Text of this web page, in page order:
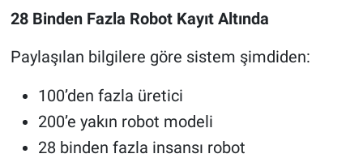
28 Binden Fazla Robot Kayıt Altında
Paylaşılan bilgilere göre sistem şimdiden:
100’den fazla üretici
200’e yakın robot modeli
28 binden fazla insansı robot